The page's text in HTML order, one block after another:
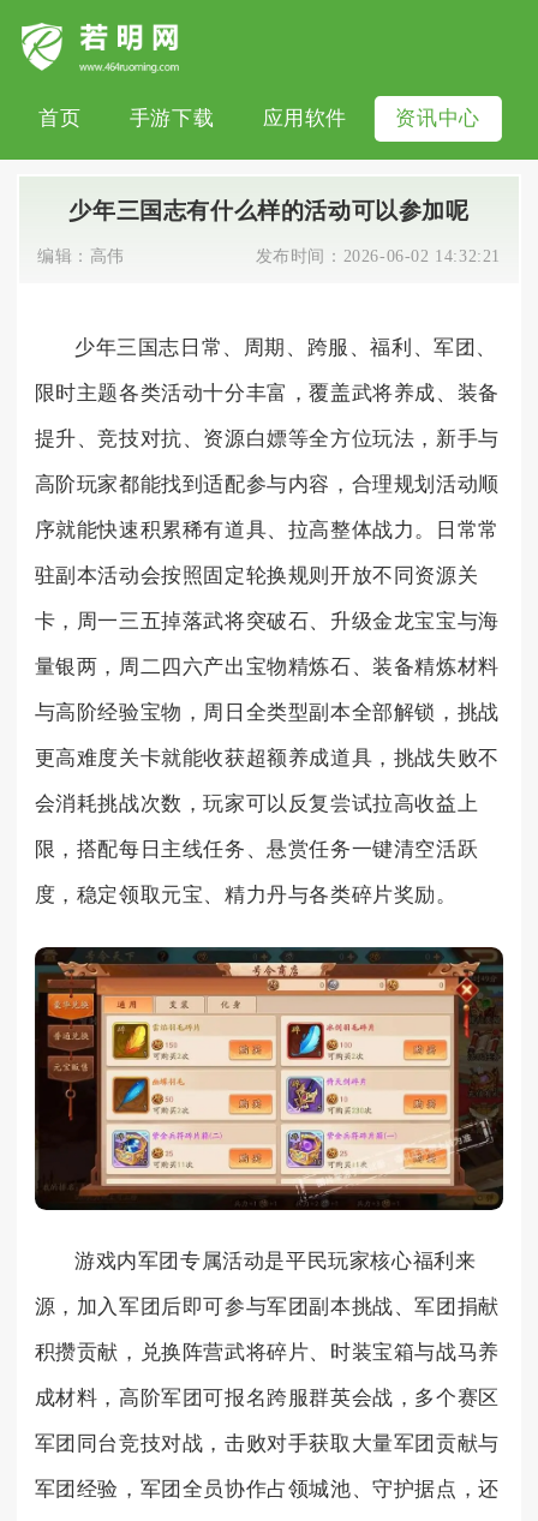
首页 手游下载 应用软件 资讯中心
少年三国志有什么样的活动可以参加呢
编辑： 高伟 发布时间： 2026-06-02 14:32:21
少年三国志日常、周期、跨服、福利、军团、
限时主题各类活动十分丰富，覆盖武将养成、装备
提升、竞技对抗、资源白嫖等全方位玩法，新手与
高阶玩家都能找到适配参与内容，合理规划活动顺
序就能快速积累稀有道具、拉高整体战力。日常常
驻副本活动会按照固定轮换规则开放不同资源关
卡，周一三五掉落武将突破石、升级金龙宝宝与海
量银两，周二四六产出宝物精炼石、装备精炼材料
与高阶经验宝物，周日全类型副本全部解锁，挑战
更高难度关卡就能收获超额养成道具，挑战失败不
会消耗挑战次数，玩家可以反复尝试拉高收益上
限，搭配每日主线任务、悬赏任务一键清空活跃
度，稳定领取元宝、精力丹与各类碎片奖励。
游戏内军团专属活动是平民玩家核心福利来
源，加入军团后即可参与军团副本挑战、军团捐献
积攒贡献，兑换阵营武将碎片、时装宝箱与战马养
成材料，高阶军团可报名跨服群英会战，多个赛区
军团同台竞技对战，击败对手获取大量军团贡献与
军团经验，军团全员协作占领城池、守护据点，还